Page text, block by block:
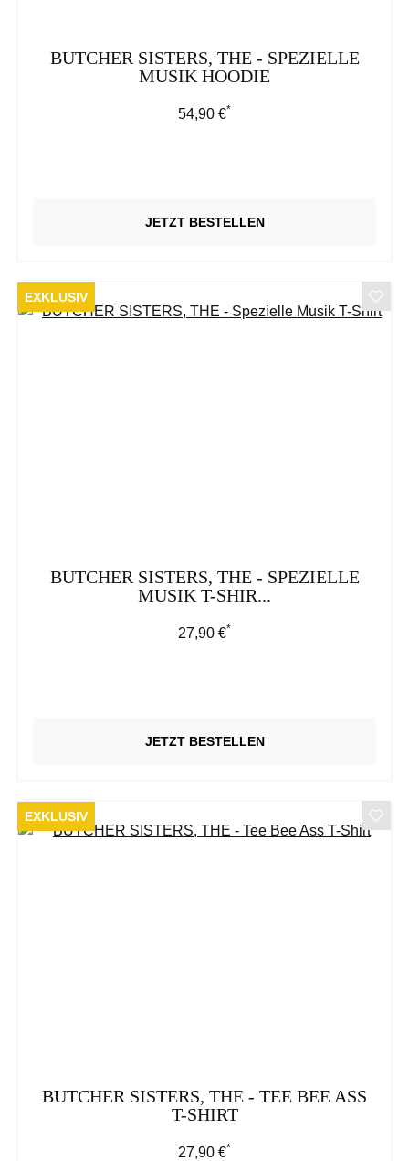
BUTCHER SISTERS, THE - SPEZIELLE
MUSIK HOODIE
Regulärer Preis:
54,90 €*
JETZT BESTELLEN
EXKLUSIV
BUTCHER SISTERS, THE - SPEZIELLE
MUSIK T-SHIR...
Regulärer Preis:
27,90 €*
JETZT BESTELLEN
EXKLUSIV
BUTCHER SISTERS, THE - TEE BEE ASS
T-SHIRT
Regulärer Preis:
27,90 €*